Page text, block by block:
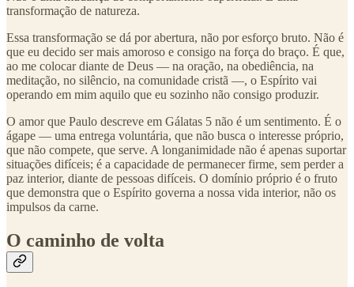
transformação de natureza.
Essa transformação se dá por abertura, não por esforço bruto. Não é
que eu decido ser mais amoroso e consigo na força do braço. É que,
ao me colocar diante de Deus — na oração, na obediência, na
meditação, no silêncio, na comunidade cristã —, o Espírito vai
operando em mim aquilo que eu sozinho não consigo produzir.
O amor que Paulo descreve em Gálatas 5 não é um sentimento. É o
ágape — uma entrega voluntária, que não busca o interesse próprio,
que não compete, que serve. A longanimidade não é apenas suportar
situações difíceis; é a capacidade de permanecer firme, sem perder a
paz interior, diante de pessoas difíceis. O domínio próprio é o fruto
que demonstra que o Espírito governa a nossa vida interior, não os
impulsos da carne.
O caminho de volta